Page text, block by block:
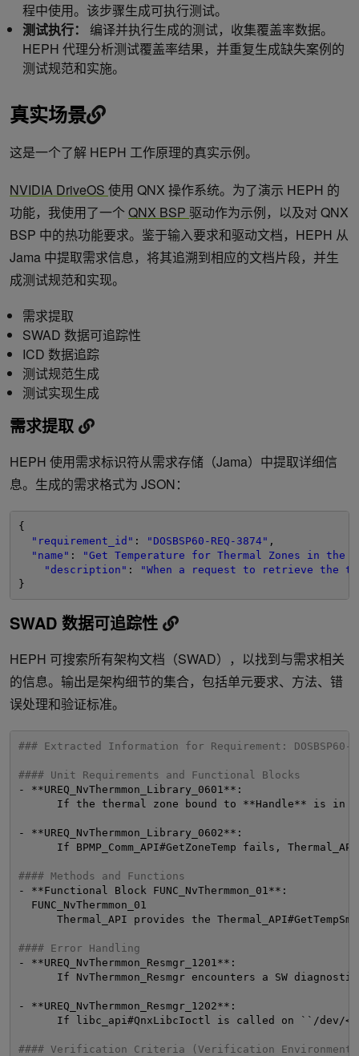
程中使用。该步骤生成可执行测试。
测试执行：
编译并执行生成的测试，收集覆盖率数据。
HEPH 代理分析测试覆盖率结果，并重复生成缺失案例的
测试规范和实施。
真实场景
这是一个了解 HEPH 工作原理的真实示例。
NVIDIA DriveOS 使用 QNX 操作系统。为了演示 HEPH 的
功能，我使用了一个 QNX BSP 驱动作为示例，以及对 QNX
BSP 中的热功能要求。鉴于输入要求和驱动文档，HEPH 从
Jama 中提取需求信息，将其追溯到相应的文档片段，并生
成测试规范和实现。
需求提取
SWAD 数据可追踪性
ICD 数据追踪
测试规范生成
测试实现生成
需求提取
HEPH 使用需求标识符从需求存储（Jama）中提取详细信
息。生成的需求格式为 JSON：
{
"requirement_id" : "DOSBSP60-REQ-3874" ,
"name" :
"Get Temperature for Thermal Zones in the
"description" :
"When a request to retrieve the
}
SWAD 数据可追踪性
HEPH 可搜索所有架构文档（SWAD），以找到与需求相关
的信息。输出是架构细节的集合，包括单元要求、方法、错
误处理和验证标准。
### Extracted Information for Requirement: DOSBSP60-
#### Unit Requirements and Functional Blocks
- **UREQ_NvThermmon_Library_0601**:
If the thermal zone bound to **Handle** is in the
- **UREQ_NvThermmon_Library_0602**:
If BPMP_Comm_API#GetZoneTemp fails,
#### Methods and Functions
- **Functional Block FUNC_NvThermmon_01**:
FUNC_NvThermmon_01
Thermal_API provides the
#### Error Handling
- **UREQ_NvThermmon_Resmgr_1201**:
If NvThermmon_Resmgr encounters a SW
- **UREQ_NvThermmon_Resmgr_1202**:
If libc_api#QnxLibcIoctl is called on ``/dev/
#### Verification Criteria (Verification Environment: